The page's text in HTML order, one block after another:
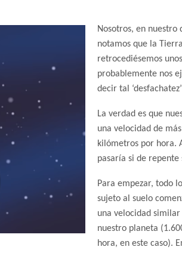
Nosotros, en nuestro
notamos que la
retrocediésemos
probablemente nos
decir tal
La verdad es que
una velocidad de
kilómetros por hora.
pasaría si de repente
Para empezar, todo
sujeto al suelo
una velocidad
nuestro planeta
hora, en este caso).